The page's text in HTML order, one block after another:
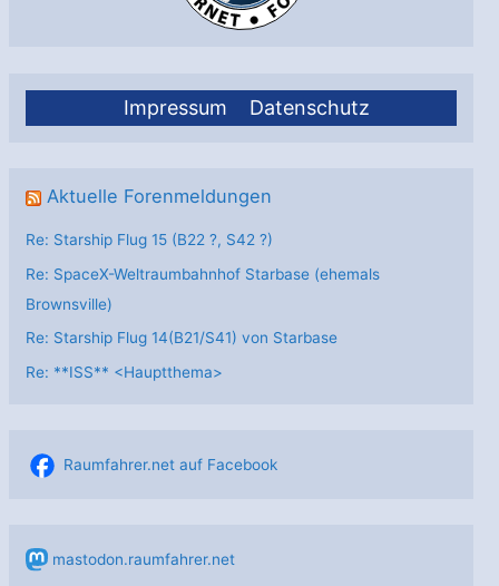
Impressum Datenschutz
Aktuelle Forenmeldungen
Re: Starship Flug 15 (B22 ?, S42 ?)
Re: SpaceX-Weltraumbahnhof Starbase (ehemals
Brownsville)
Re: Starship Flug 14(B21/S41) von Starbase
Re: **ISS** <Hauptthema>
Raumfahrer.net auf Facebook
mastodon.raumfahrer.net